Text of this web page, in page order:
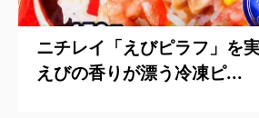
ニチレイ「えびピラフ」を
えびの香りが漂う冷凍ピ...